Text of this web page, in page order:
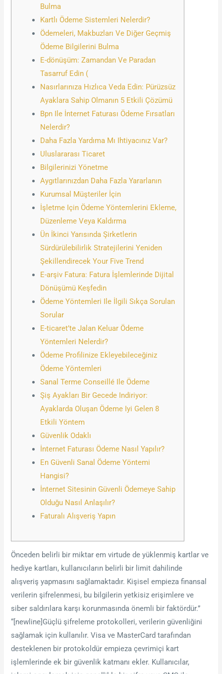
Bulma
Kartlı Ödeme Sistemleri Nelerdir?
Ödemeleri, Makbuzları Ve Diğer Geçmiş
Ödeme Bilgilerini Bulma
E-dönüşüm: Zamandan Ve Paradan
Tasarruf Edin (
Nasırlarınıza Hızlıca Veda Edin: Pürüzsüz
Ayaklara Sahip Olmanın 5 Etkili Çözümü
Bpn Ile İnternet Faturası Ödeme Fırsatları
Nelerdir?
Daha Fazla Yardıma Mı Ihtiyacınız Var?
Uluslararası Ticaret
Bilgilerinizi Yönetme
Aygıtlarınızdan Daha Fazla Yararlanın
Kurumsal Müşteriler İçin
İşletme Için Ödeme Yöntemlerini Ekleme,
Düzenleme Veya Kaldırma
Ün İkinci Yarısında Şirketlerin
Sürdürülebilirlik Stratejilerini Yeniden
Şekillendirecek Your Five Trend
E-arşiv Fatura: Fatura İşlemlerinde Dijital
Dönüşümü Keşfedin
Ödeme Yöntemleri Ile İlgili Sıkça Sorulan
Sorular
E-ticaret’te Jalan Keluar Ödeme
Yöntemleri Nelerdir?
Ödeme Profilinize Ekleyebileceğiniz
Ödeme Yöntemleri
Sanal Terme Conseillé Ile Ödeme
Şiş Ayakları Bir Gecede Indiriyor:
Ayaklarda Oluşan Ödeme Iyi Gelen 8
Etkili Yöntem
Güvenlik Odaklı
İnternet Faturası Ödeme Nasıl Yapılır?
En Güvenli Sanal Ödeme Yöntemi
Hangisi?
İnternet Sitesinin Güvenli Ödemeye Sahip
Olduğu Nasıl Anlaşılır?
Faturalı Alışveriş Yapın
Önceden belirli bir miktar em virtude de yüklenmiş kartlar ve
hediye kartları, kullanıcıların belirli bir limit dahilinde
alışveriş yapmasını sağlamaktadır. Kişisel empieza finansal
verilerin şifrelenmesi, bu bilgilerin yetkisiz erişimlere ve
siber saldırılara karşı korunmasında önemli bir faktördür.”
“[newline]Güçlü şifreleme protokolleri, verilerin güvenliğini
sağlamak için kullanılır. Visa ve MasterCard tarafından
desteklenen bir protokoldür empieza çevrimiçi kart
işlemlerinde ek bir güvenlik katmanı ekler. Kullanıcılar,